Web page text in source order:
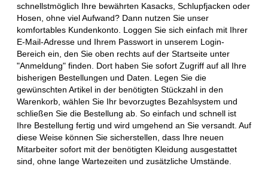
schnellstmöglich Ihre bewährten Kasacks, Schlupfjacken oder
Hosen, ohne viel Aufwand? Dann nutzen Sie unser
komfortables Kundenkonto. Loggen Sie sich einfach mit Ihrer
E-Mail-Adresse und Ihrem Passwort in unserem Login-
Bereich ein, den Sie oben rechts auf der Startseite unter
"Anmeldung" finden. Dort haben Sie sofort Zugriff auf all Ihre
bisherigen Bestellungen und Daten. Legen Sie die
gewünschten Artikel in der benötigten Stückzahl in den
Warenkorb, wählen Sie Ihr bevorzugtes Bezahlsystem und
schließen Sie die Bestellung ab. So einfach und schnell ist
Ihre Bestellung fertig und wird umgehend an Sie versandt. Auf
diese Weise können Sie sicherstellen, dass Ihre neuen
Mitarbeiter sofort mit der benötigten Kleidung ausgestattet
sind, ohne lange Wartezeiten und zusätzliche Umstände.